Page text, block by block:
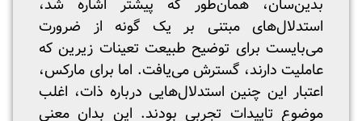
بدین‌سان، همان‌طور که پیشتر اشاره شد،
استدلال‌های مبتنی بر یک گونه از ضرورت
می‌بایست برای توضیح طبیعت تعینات زیرین که
عاملیت دارند، گسترش می‌یافت. اما برای مارکس،
اعتبار این چنین استدلال‌هایی درباره ذات، اغلب
موضوع تاییدات تجربی بودند. این بدان معنی